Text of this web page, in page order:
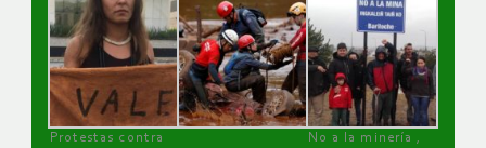
Protestas contra
No a la minería ,